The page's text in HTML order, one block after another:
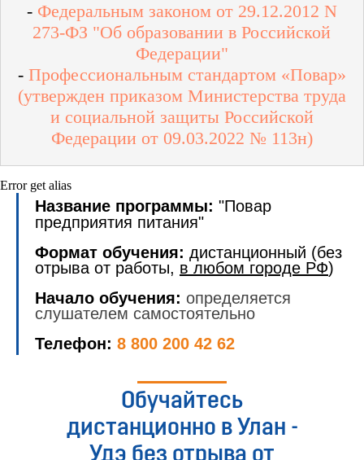
- Федеральным законом от 29.12.2012 N
273-ФЗ "Об образовании в Российской
Федерации"
- Профессиональным стандартом «Повар»
(утвержден приказом Министерства труда
и социальной защиты Российской
Федерации от 09.03.2022 № 113н)
Error get alias
Название программы: "Повар
предприятия питания"
Формат обучения: дистанционный (без
отрыва от работы, в любом городе РФ)
Начало обучения: определяется
слушателем самостоятельно
Телефон: 8 800 200 42 62
Обучайтесь
дистанционно в Улан -